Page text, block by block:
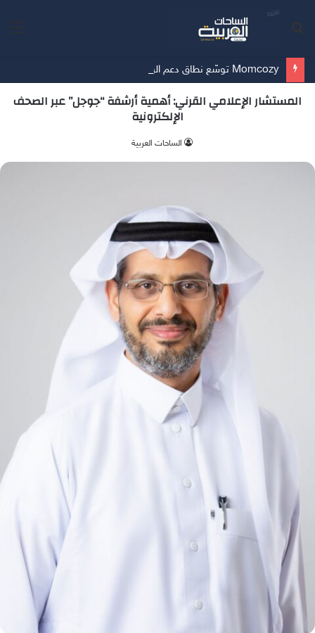
المستشار الإعلامي القرني: أهمية أرشفة “جوجل” عبر الصحف
الإلكترونية
الساحات العربية